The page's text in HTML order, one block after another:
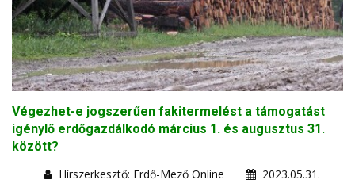
Végezhet-e jogszerűen fakitermelést a támogatást
igénylő erdőgazdálkodó március 1. és augusztus 31.
között?
Hírszerkesztő: Erdő-Mező Online
2023.05.31.